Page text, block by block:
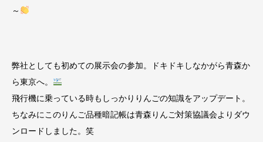
～
弊社としても初めての展示会の参加。ドキドキしなかがら青森か
ら東京へ。
飛行機に乗っている時もしっかりりんごの知識をアップデート。
ちなみにこのりんご品種暗記帳は青森りんご対策協議会よりダウ
ンロードしました。笑